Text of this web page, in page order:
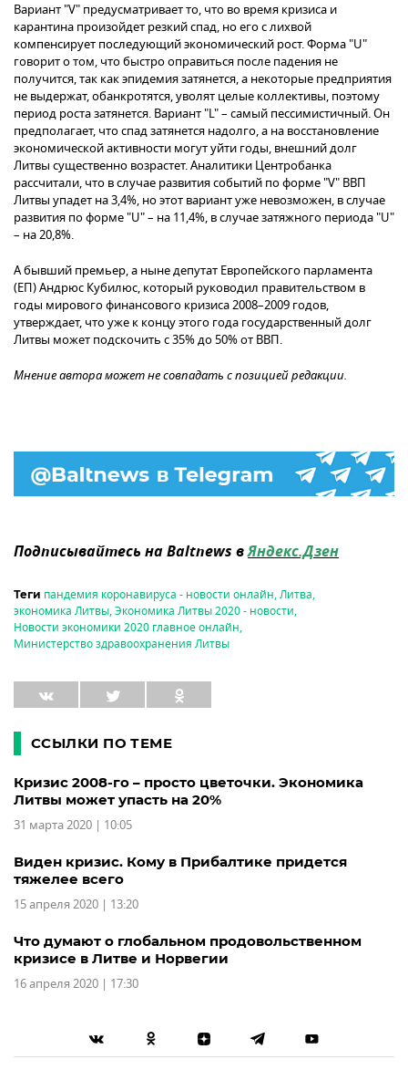
Вариант "V" предусматривает то, что во время кризиса и
карантина произойдет резкий спад, но его с лихвой
компенсирует последующий экономический рост. Форма "U"
говорит о том, что быстро оправиться после падения не
получится, так как эпидемия затянется, а некоторые предприятия
не выдержат, обанкротятся, уволят целые коллективы, поэтому
период роста затянется. Вариант "L" – самый пессимистичный. Он
предполагает, что спад затянется надолго, а на восстановление
экономической активности могут уйти годы, внешний долг
Литвы существенно возрастет. Аналитики Центробанка
рассчитали, что в случае развития событий по форме "V" ВВП
Литвы упадет на 3,4%, но этот вариант уже невозможен, в случае
развития по форме "U" – на 11,4%, в случае затяжного периода "U"
– на 20,8%.
А бывший премьер, а ныне депутат Европейского парламента
(ЕП) Андрюс Кубилюс, который руководил правительством в
годы мирового финансового кризиса 2008–2009 годов,
утверждает, что уже к концу этого года государственный долг
Литвы может подскочить с 35% до 50% от ВВП.
Мнение автора может не совпадать с позицией редакции.
Подписывайтесь на Baltnews вЯндекс.Дзен
Теги пандемия коронавируса - новости онлайн,Литва,
экономика Литвы,Экономика Литвы 2020 - новости,
Новости экономики 2020 главное онлайн,
Министерство здравоохранения Литвы
ССЫЛКИ ПО ТЕМЕ
Кризис 2008-го – просто цветочки. Экономика
Литвы может упасть на 20%
31 марта 2020 | 10:05
Виден кризис. Кому в Прибалтике придется
тяжелее всего
15 апреля 2020 | 13:20
Что думают о глобальном продовольственном
кризисе в Литве и Норвегии
16 апреля 2020 | 17:30